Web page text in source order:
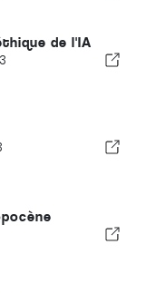
de l'IA